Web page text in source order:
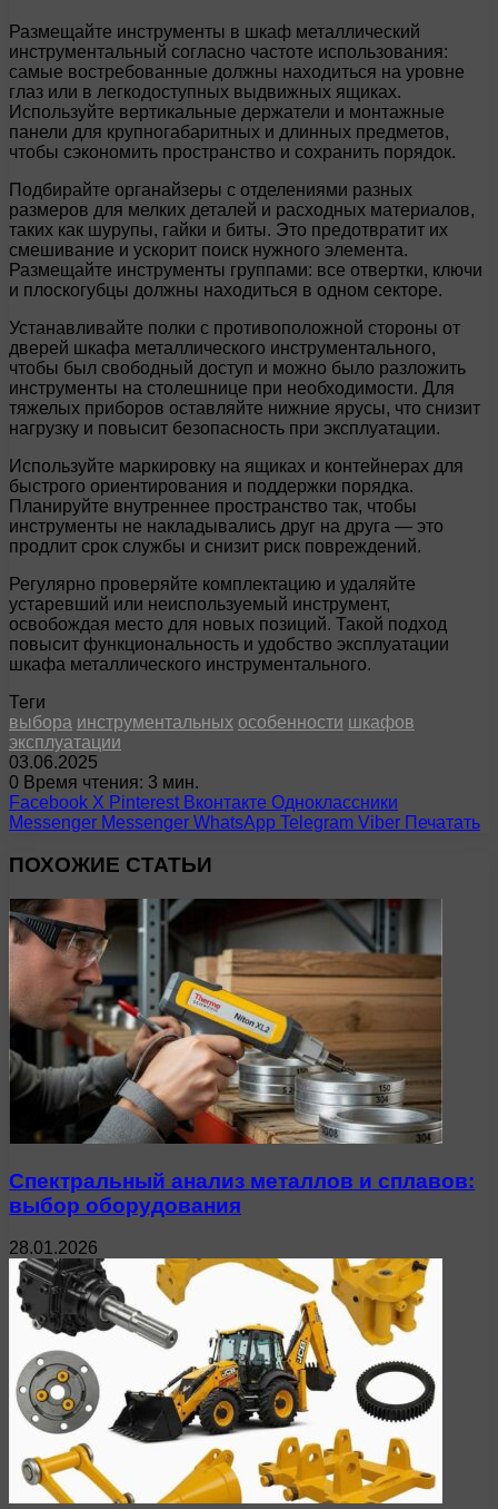
Размещайте инструменты в шкаф металлический
инструментальный согласно частоте использования:
самые востребованные должны находиться на уровне
глаз или в легкодоступных выдвижных ящиках.
Используйте вертикальные держатели и монтажные
панели для крупногабаритных и длинных предметов,
чтобы сэкономить пространство и сохранить порядок.
Подбирайте органайзеры с отделениями разных
размеров для мелких деталей и расходных материалов,
таких как шурупы, гайки и биты. Это предотвратит их
смешивание и ускорит поиск нужного элемента.
Размещайте инструменты группами: все отвертки, ключи
и плоскогубцы должны находиться в одном секторе.
Устанавливайте полки с противоположной стороны от
дверей шкафа металлического инструментального,
чтобы был свободный доступ и можно было разложить
инструменты на столешнице при необходимости. Для
тяжелых приборов оставляйте нижние ярусы, что снизит
нагрузку и повысит безопасность при эксплуатации.
Используйте маркировку на ящиках и контейнерах для
быстрого ориентирования и поддержки порядка.
Планируйте внутреннее пространство так, чтобы
инструменты не накладывались друг на друга — это
продлит срок службы и снизит риск повреждений.
Регулярно проверяйте комплектацию и удаляйте
устаревший или неиспользуемый инструмент,
освобождая место для новых позиций. Такой подход
повысит функциональность и удобство эксплуатации
шкафа металлического инструментального.
Теги
выбора инструментальных особенности шкафов
эксплуатации
03.06.2025
0 Время чтения: 3 мин.
Facebook X Pinterest Вконтакте Одноклассники
Messenger Messenger WhatsApp Telegram Viber Печатать
ПОХОЖИЕ СТАТЬИ
Спектральный анализ металлов и сплавов:
выбор оборудования
28.01.2026